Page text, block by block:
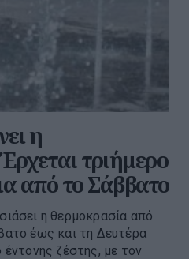
η
τριήμερο
από το Σάββατο
η θερμοκρασία από
έως και τη Δευτέρα
έντονης ζέστης, με τον